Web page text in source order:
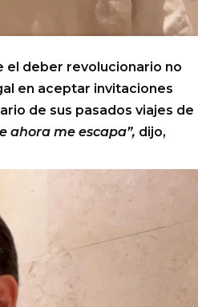
el deber revolucionario no
en aceptar invitaciones
de sus pasados viajes de
ahora me escapa”, dijo,